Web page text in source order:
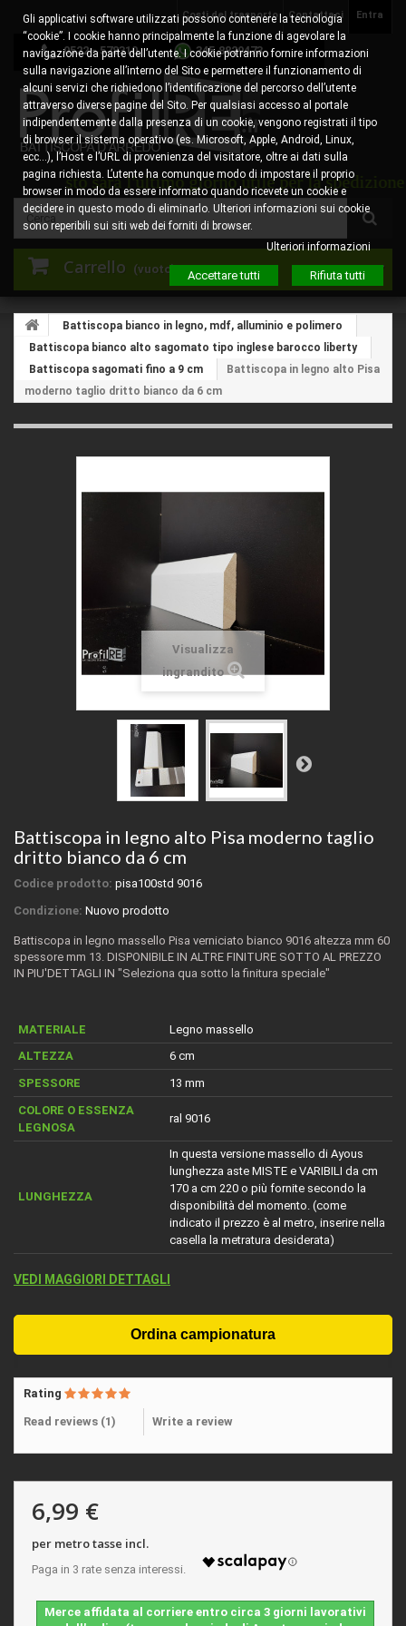
Entra
Contattaci
Costi del trasporto
0522 - 578310 345.8829473
Carrello (vuoto)
sarà l'ultimo giorno utile per la spedizione
Battiscopa bianco in legno, mdf, alluminio e polimero
Battiscopa bianco alto sagomato tipo inglese barocco liberty
Battiscopa sagomati fino a 9 cm
Battiscopa in legno alto Pisa
moderno taglio dritto bianco da 6 cm
Visualizza
ingrandito
Battiscopa in legno alto Pisa moderno taglio
dritto bianco da 6 cm
Codice prodotto: pisa100std 9016
Condizione: Nuovo prodotto
Battiscopa in legno massello Pisa verniciato bianco 9016 altezza mm 60
spessore mm 13. DISPONIBILE IN ALTRE FINITURE SOTTO AL PREZZO
IN PIU'DETTAGLI IN "Seleziona qua sotto la finitura speciale"
MATERIALE
Legno massello
ALTEZZA
6 cm
SPESSORE
13 mm
COLORE O ESSENZA
LEGNOSA
ral 9016
LUNGHEZZA
In questa versione massello di Ayous
lunghezza aste MISTE e VARIBILI da cm
170 a cm 220 o più fornite secondo la
disponibilità del momento. (come
indicato il prezzo è al metro, inserire nella
casella la metratura desiderata)
VEDI MAGGIORI DETTAGLI
Rating
Read reviews (1) Write a review
6,99 €
per metro tasse incl.
Merce affidata al corriere entro circa 3 giorni lavorativi
Gli applicativi software utilizzati possono contenere la tecnologia
“cookie”. I cookie hanno principalmente la funzione di agevolare la
navigazione da parte dell’utente. I cookie potranno fornire informazioni
sulla navigazione all’interno del Sito e permettere il funzionamento di
alcuni servizi che richiedono l’identificazione del percorso dell’utente
attraverso diverse pagine del Sito. Per qualsiasi accesso al portale
indipendentemente dalla presenza di un cookie, vengono registrati il tipo
di browser il sistema operativo (es. Microsoft, Apple, Android, Linux,
ecc…), l’Host e l’URL di provenienza del visitatore, oltre ai dati sulla
pagina richiesta. L’utente ha comunque modo di impostare il proprio
browser in modo da essere informato quando ricevete un cookie e
decidere in questo modo di eliminarlo. Ulteriori informazioni sui cookie
sono reperibili sui siti web dei forniti di browser.
Ulteriori informazioni
Accettare tutti Rifiuta tutti